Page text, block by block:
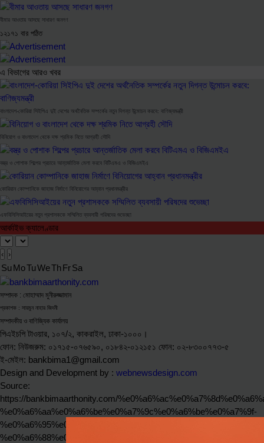
বীমার আওতায় আসছে সাধারণ জনগণ
১২১৭১ বার পঠিত
এ বিভাগের আরও খবর
বাংলাদেশ-কোরিয়া সিইপিএ দুই দেশের অর্থনৈতিক সম্পর্কের নতুন দিগন্ত উন্মোচন করবে: বাণিজ্যমন্ত্রী
বিনিয়োগ ও বাংলাদেশ থেকে দক্ষ শ্রমিক নিতে আগ্রহী সৌদি
বস্ত্র ও পোশাক শিল্পের প্রচারে আন্তর্জাতিক মেলা করবে বিটিএমএ ও বিজিএমইএ
কোরিয়ান কোম্পানিকে জাহাজ নির্মাণে বিনিয়োগের আহ্বান প্রধানমন্ত্রীর
এফবিসিসিআইয়ের নতুন প্রশাসককে সম্মিলিত ব্যবসায়ী পরিষদের শুভেচ্ছা
আর্কাইভ ক্যালেণ্ডার
‹ ›
Su MoTuWeThFrSa
সম্পাদক : মোহাম্মাদ মুনীরুজ্জামান
প্রকাশক : সায়মুন নাহার জিদনী
সম্পাদকীয় ও বাণিজ্যিক কার্যালয়
পিএইচপি টাওয়ার, ১০৭/২, কাকরাইল, ঢাকা-১০০০।
ফোন: নিউজরুম: ০১৭১৫-০৭৬৫৯০, ০১৮৪২-০১২১৫১ ফোন: ০২-৮৩০০৭৭৩-৫
ই-মেইল: bankbima1@gmail.com
Design and Development by : webnewsdesign.com
Source:
https://bankbimaarthonity.com/
%e0%a6%aa%e0%a6%be%e0%a7%9c%e0%a6%be%e0%a7%9f-
%e0%a6%88%e0%a6%a6%e0%a7%87%e0%a6%b0/